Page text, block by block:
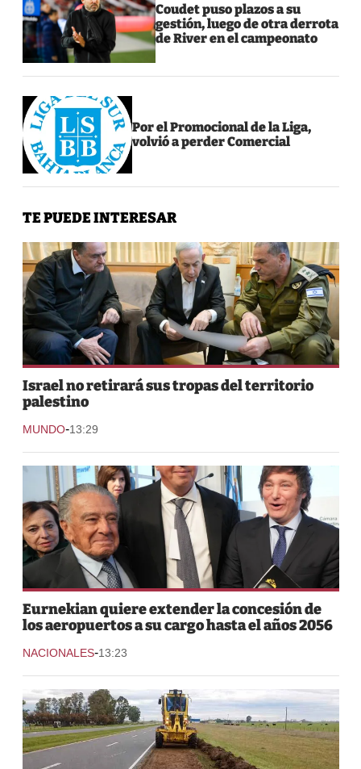
Coudet puso plazos a su
gestión, luego de otra derrota
de River en el campeonato
Por el Promocional de la Liga,
volvió a perder Comercial
TE PUEDE INTERESAR
Israel no retirará sus tropas del territorio
palestino
MUNDO-13:29
Eurnekian quiere extender la concesión de
los aeropuertos a su cargo hasta el años 2056
NACIONALES-13:23